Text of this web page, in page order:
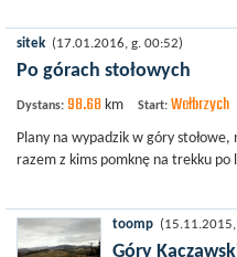
sitek (17.01.2016, g. 00:52)
Po górach stołowych
Dystans: 98.68 km Start: Wałbrzych
Plany na wypadzik w góry
razem z kims pomknę na trekku po
toomp
Góry